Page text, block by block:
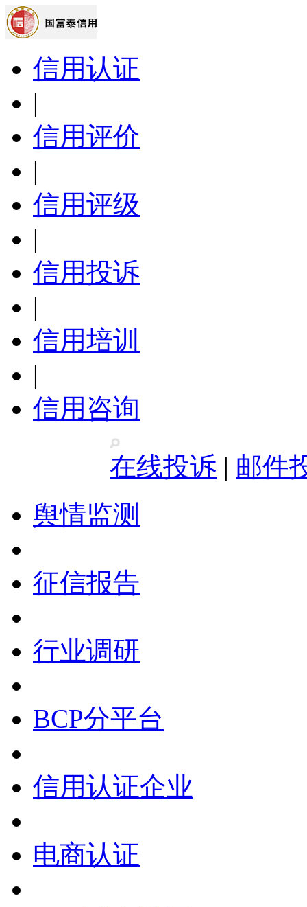
信用认证
|
信用评价
|
信用评级
|
信用投诉
|
信用培训
|
信用咨询
在线投诉 | 邮件
舆情监测
征信报告
行业调研
BCP分平台
信用认证企业
电商认证